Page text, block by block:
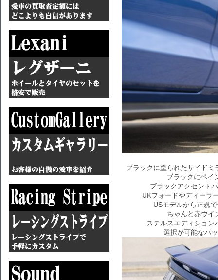
ブラックに塗られたサイド
ブラックにペイ
ブラックアクセント
UKフォードやディーラ
USモデルから正規
ちゃんと赤ウイ
ステルスエディション
選択が可能なパ